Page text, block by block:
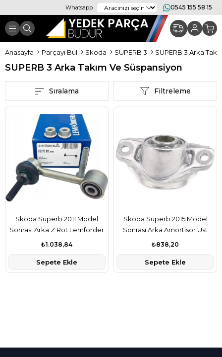
Whatsapp 0545 155 58 15
Anasayfa Parçayı Bul Skoda SUPERB 3 SUPERB 3 Arka
SUPERB 3 Arka Takım Ve Süspansiyon
Filtreleme
Sıralama
Skoda Superb 2011 Model
Sonrası Arka Z Rot Lemförder
Marka 1K0505465K
₺1.038,84
Sepete Ekle
Skoda Süperb 2015 Model
Sonrası Arka Amortisör Üst
Metal Takozu Lemforder
₺838,20
Sepete Ekle